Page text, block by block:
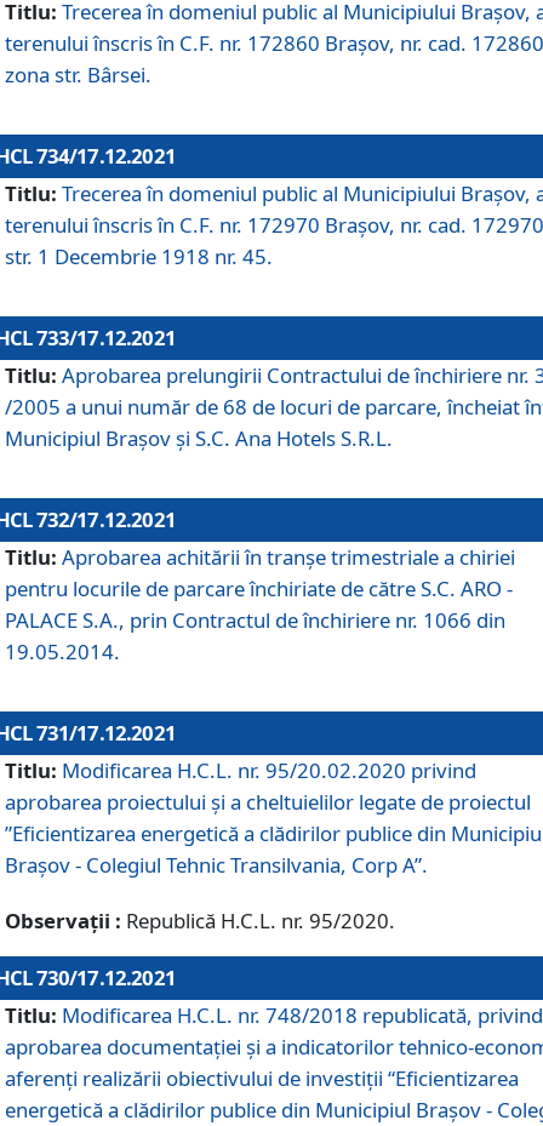
Titlu: Trecerea în domeniul public al Municipiului Braşov,
terenului înscris în C.F. nr. 172860 Brașov, nr. cad.
zona str. Bârsei.
734/17.12.2021
Titlu: Trecerea în domeniul public al Municipiului Braşov,
terenului înscris în C.F. nr. 172970 Brașov, nr. cad.
str. 1 Decembrie 1918 nr. 45.
733/17.12.2021
Titlu: Aprobarea prelungirii Contractului de închiriere nr.
/2005 a unui număr de 68 de locuri de parcare, încheiat
Municipiul Braşov şi S.C. Ana Hotels S.R.L.
732/17.12.2021
Titlu: Aprobarea achitării în tranșe trimestriale a chiriei
pentru locurile de parcare închiriate de către S.C. ARO -
PALACE S.A., prin Contractul de închiriere nr. 1066 din
19.05.2014.
731/17.12.2021
Titlu: Modificarea H.C.L. nr. 95/20.02.2020 privind
aprobarea proiectului și a cheltuielilor legate de proiectul
”Eficientizarea energetică a clădirilor publice din
Brașov - Colegiul Tehnic Transilvania, Corp A”.
Observații : Republică H.C.L. nr. 95/2020.
730/17.12.2021
Titlu: Modificarea H.C.L. nr. 748/2018 republicată, privind
aprobarea documentației și a indicatorilor tehnico-
aferenți realizării obiectivului de investiții “Eficientizarea
energetică a clădirilor publice din Municipiul Brașov -